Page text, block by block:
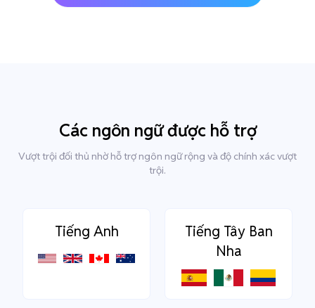
Các ngôn ngữ được hỗ trợ
Vượt trội đối thủ nhờ hỗ trợ ngôn ngữ rộng và độ chính xác vượt
trội.
Tiếng Anh
Tiếng Tây Ban
Nha